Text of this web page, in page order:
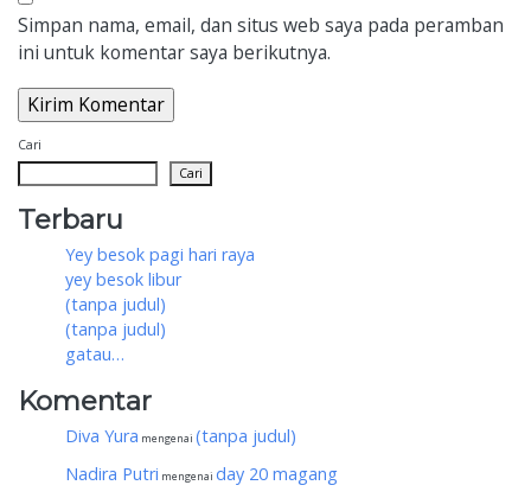
Simpan nama, email, dan situs web saya pada peramban
ini untuk komentar saya berikutnya.
Cari
Cari
Terbaru
Yey besok pagi hari raya
yey besok libur
(tanpa judul)
(tanpa judul)
gatau…
Komentar
Diva Yura mengenai (tanpa judul)
Nadira Putri mengenai day 20 magang